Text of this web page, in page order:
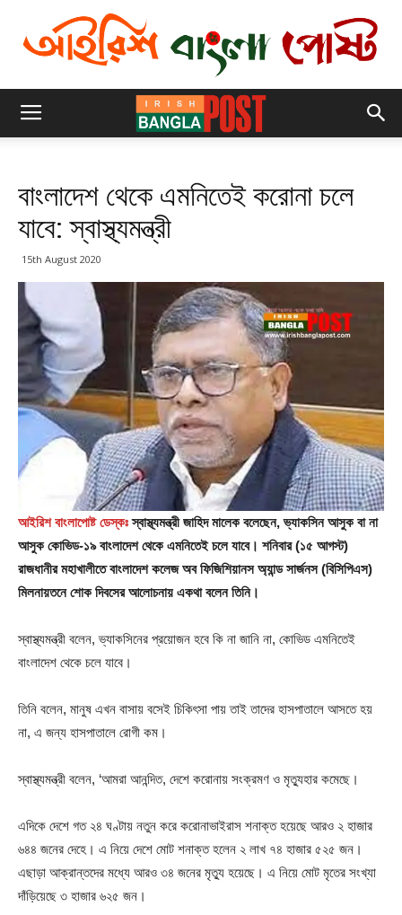
বাংলাদেশ থেকে এমনিতেই করোনা চলে
যাবে: স্বাস্থ্যমন্ত্রী
15th August 2020
আইরিশ বাংলাপোষ্ট ডেস্কঃস্বাস্থ্যমন্ত্রী জাহিদ মালেক বলেছেন, ভ্যাকসিন আসুক বা না
আসুক কোভিড-১৯ বাংলাদেশ থেকে এমনিতেই চলে যাবে। শনিবার (১৫ আগস্ট)
রাজধানীর মহাখালীতে বাংলাদেশ কলেজ অব ফিজিশিয়ানস অ্যান্ড সার্জনস (বিসিপিএস)
মিলনায়তনে শোক দিবসের আলোচনায় একথা বলেন তিনি।
স্বাস্থ্যমন্ত্রী বলেন, ভ্যাকসিনের প্রয়োজন হবে কি না জানি না, কোভিড এমনিতেই
বাংলাদেশ থেকে চলে যাবে।
তিনি বলেন, মানুষ এখন বাসায় বসেই চিকিৎসা পায় তাই তাদের হাসপাতালে আসতে হয়
না, এ জন্য হাসপাতালে রোগী কম।
স্বাস্থ্যমন্ত্রী বলেন, ‘আমরা আনন্দিত, দেশে করোনায় সংক্রমণ ও মৃত্যুহার কমেছে।
এদিকে দেশে গত ২৪ ঘণ্টায় নতুন করে করোনাভাইরাস শনাক্ত হয়েছে আরও ২ হাজার
৬৪৪ জনের দেহে। এ নিয়ে দেশে মোট শনাক্ত হলেন ২ লাখ ৭৪ হাজার ৫২৫ জন।
এছাড়া আক্রান্তদের মধ্যে আরও ৩৪ জনের মৃত্যু হয়েছে। এ নিয়ে মোট মৃতের সংখ্যা
দাঁড়িয়েছে ৩ হাজার ৬২৫ জন।